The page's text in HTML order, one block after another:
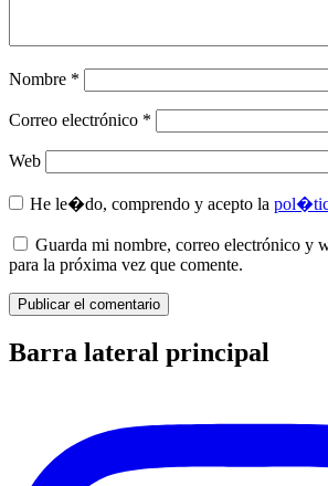
Nombre *
Correo electrónico *
Web
He le�do, comprendo y acepto la
Guarda mi nombre, correo electrónico y
para la próxima vez que comente.
Barra lateral principal